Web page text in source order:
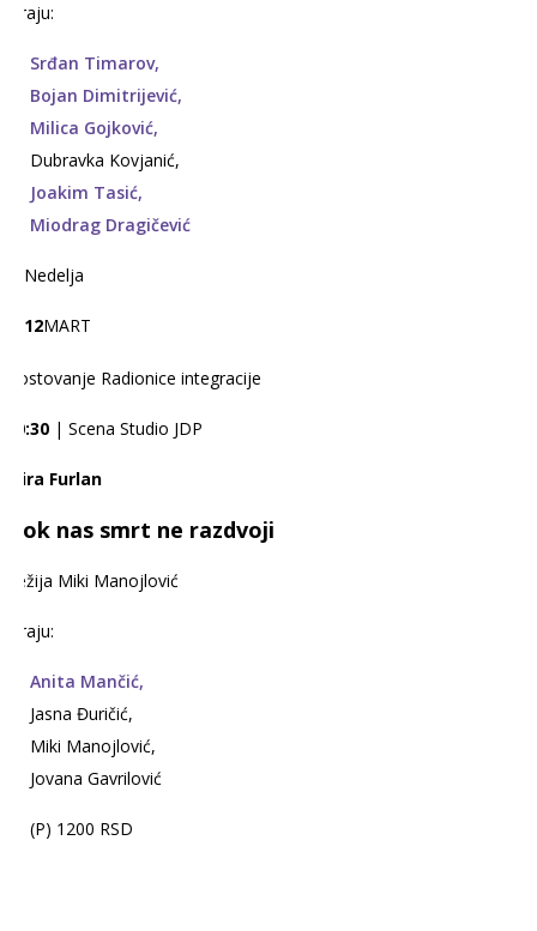
Igraju:
Srđan Timarov,
Bojan Dimitrijević,
Milica Gojković,
Dubravka Kovjanić,
Joakim Tasić,
Miodrag Dragičević
Nedelja
12MART
Gostovanje Radionice integracije
20:30 | Scena Studio JDP
Mira Furlan
Dok nas smrt ne razdvoji
Režija Miki Manojlović
Igraju:
Anita Mančić,
Jasna Đuričić,
Miki Manojlović,
Jovana Gavrilović
(P) 1200 RSD